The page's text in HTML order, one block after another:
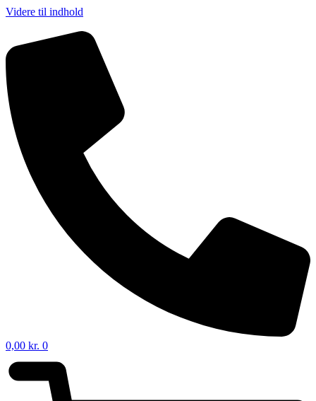
Videre til indhold
0,00 kr. 0